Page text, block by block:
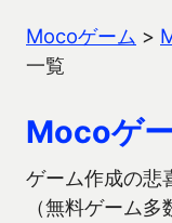
Mocoゲーム >
一覧
Mocoゲ
ゲーム作成の悲
（無料ゲーム